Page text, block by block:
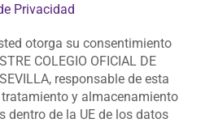
Privacidad
otorga su consentimiento
COLEGIO OFICIAL DE
responsable de esta
y almacenamiento
dentro de la UE de los datos